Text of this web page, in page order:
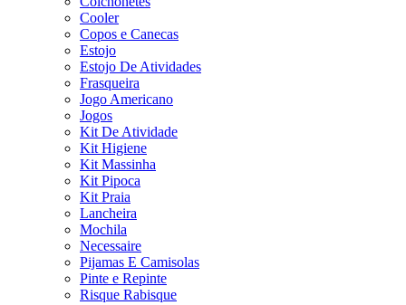
Cooler
Copos e Canecas
Estojo
Estojo De Atividades
Frasqueira
Jogo Americano
Jogos
Kit De Atividade
Kit Higiene
Kit Massinha
Kit Pipoca
Kit Praia
Lancheira
Mochila
Necessaire
Pijamas E Camisolas
Pinte e Repinte
Risque Rabisque